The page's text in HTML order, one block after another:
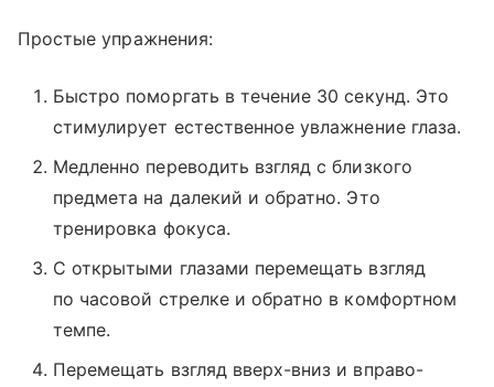
Простые упражнения:
Быстро поморгать в течение 30 секунд. Это
стимулирует естественное увлажнение глаза.
Медленно переводить взгляд с близкого
предмета на далекий и обратно. Это
тренировка фокуса.
С открытыми глазами перемещать взгляд
по часовой стрелке и обратно в комфортном
темпе.
Перемещать взгляд вверх-вниз и вправо-